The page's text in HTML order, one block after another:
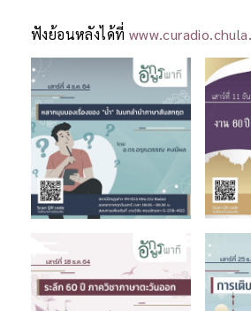
ฟังย้อนหลังได้ที่